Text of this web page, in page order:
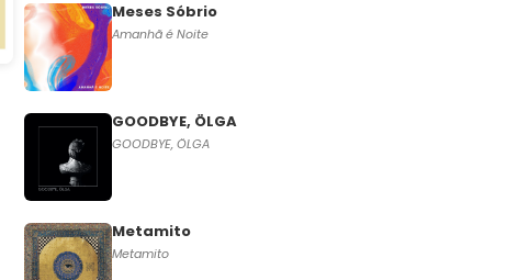
Meses Sóbrio
Amanhã é Noite
GOODBYE, ÖLGA
GOODBYE, ÖLGA
Metamito
Metamito